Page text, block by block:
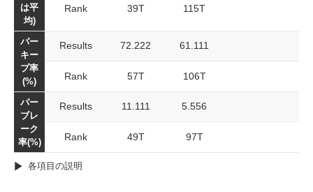
は平
均)
Rank 39T 115T
パー
キー
プ率
(%)
Results 72.222 61.111
Rank 57T 106T
パー
ブレ
ーク
率(%)
Results 11.111 5.556
Rank 49T 97T
各項目の説明